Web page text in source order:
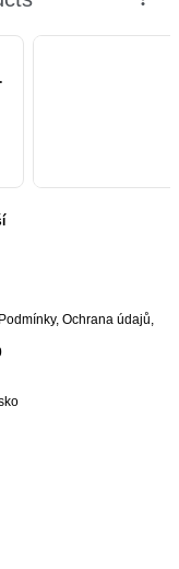
Podmínky, Ochrana údajů,